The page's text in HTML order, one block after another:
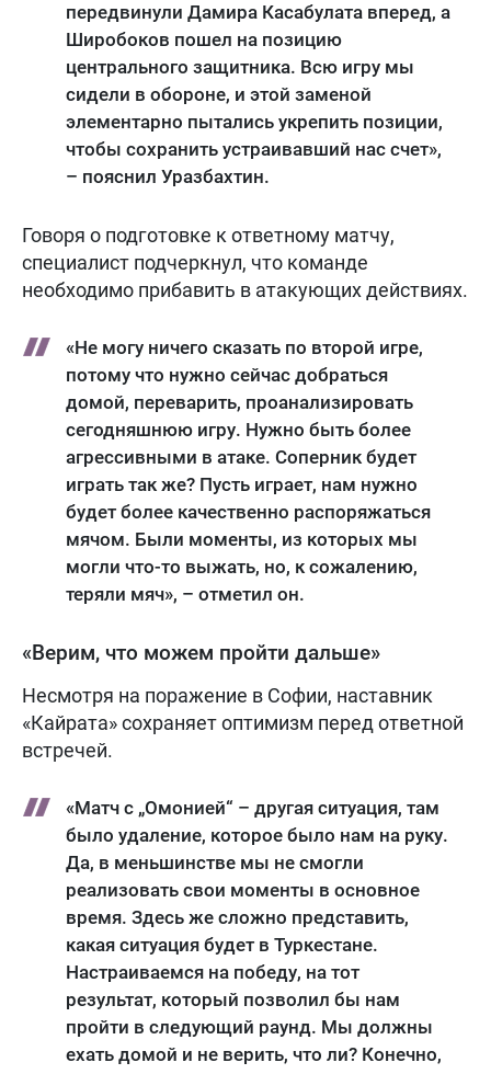
передвинули Дамира Касабулата вперед, а
Широбоков пошел на позицию
центрального защитника. Всю игру мы
сидели в обороне, и этой заменой
элементарно пытались укрепить позиции,
чтобы сохранить устраивавший нас счет»,
– пояснил Уразбахтин.
Говоря о подготовке к ответному матчу,
специалист подчеркнул, что команде
необходимо прибавить в атакующих действиях.
«Не могу ничего сказать по второй игре,
потому что нужно сейчас добраться
домой, переварить, проанализировать
сегодняшнюю игру. Нужно быть более
агрессивными в атаке. Соперник будет
играть так же? Пусть играет, нам нужно
будет более качественно распоряжаться
мячом. Были моменты, из которых мы
могли что-то выжать, но, к сожалению,
теряли мяч», – отметил он.
«Верим, что можем пройти дальше»
Несмотря на поражение в Софии, наставник
«Кайрата» сохраняет оптимизм перед ответной
встречей.
«Матч с „Омонией“ – другая ситуация, там
было удаление, которое было нам на руку.
Да, в меньшинстве мы не смогли
реализовать свои моменты в основное
время. Здесь же сложно представить,
какая ситуация будет в Туркестане.
Настраиваемся на победу, на тот
результат, который позволил бы нам
пройти в следующий раунд. Мы должны
ехать домой и не верить, что ли? Конечно,